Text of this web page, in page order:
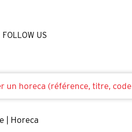
FOLLOW US
| Horeca